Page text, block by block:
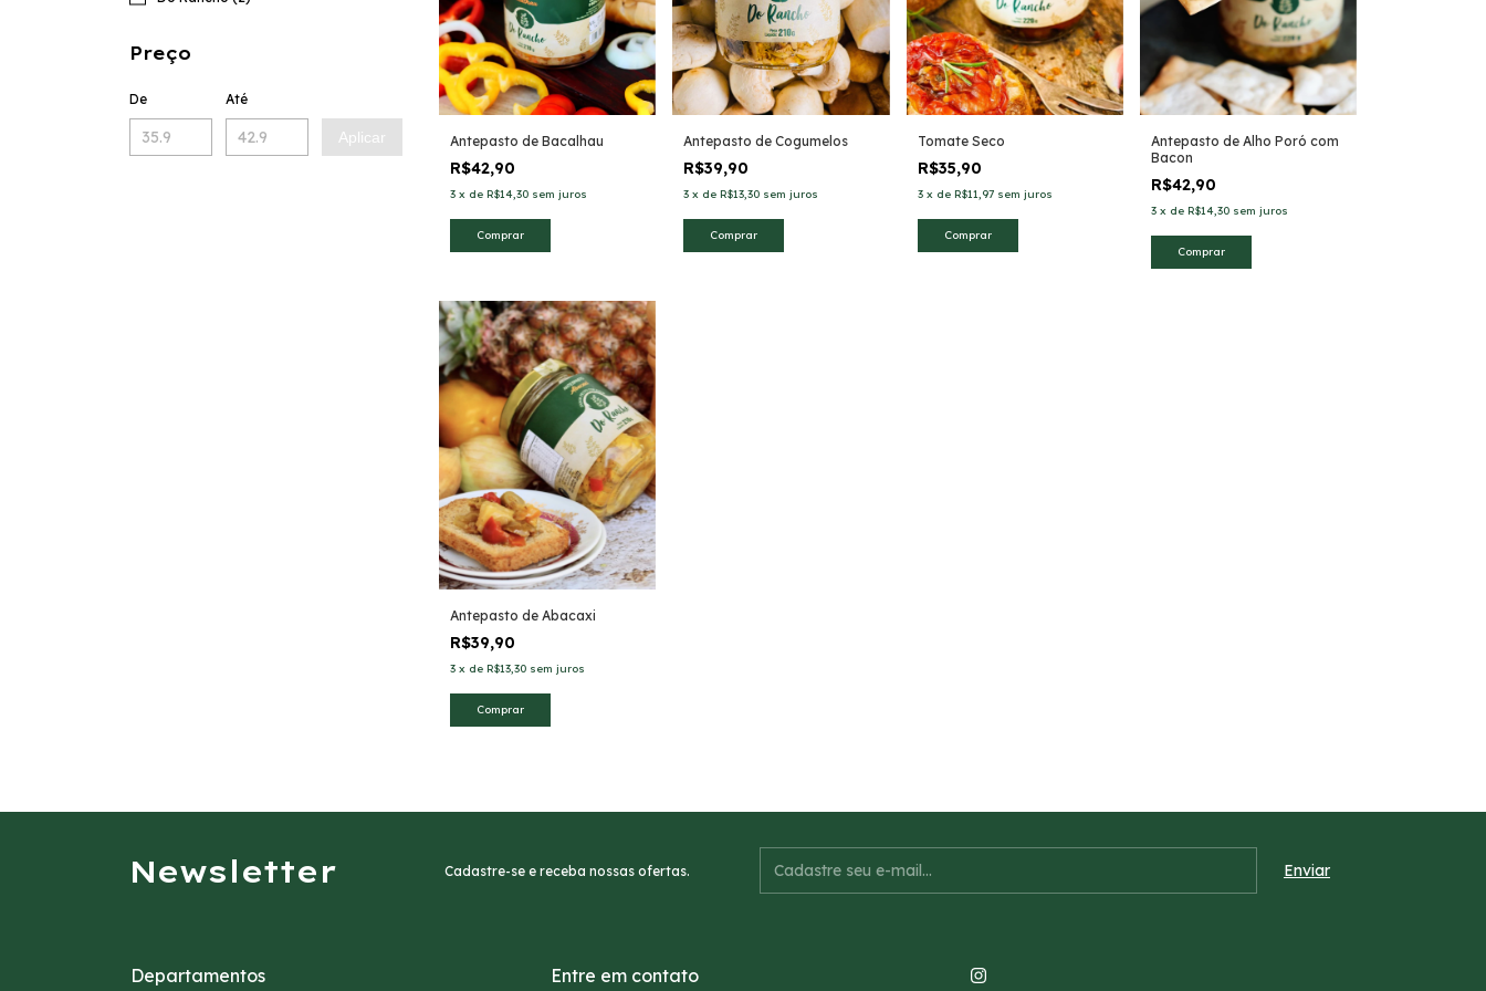
Preço
De Até
Aplicar Antepasto de Bacalhau
R$42,90
3 x de R$14,30 sem juros
Antepasto de Cogumelos
R$39,90
3 x deR$13,30 sem juros
Tomate Seco
R$35,90
3 x de R$11,97 sem juros
Antepasto de Alho Poró com
Bacon
R$42,90
3 x de R$14,30 sem juros
Antepasto de Abacaxi
R$39,90
3 x de R$13,30 sem juros
Newsletter Cadastre-se e receba nossas ofertas.
Departamentos Entre em contato